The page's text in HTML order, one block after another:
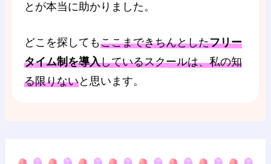
とが本当に助かりました。
どこを探してもここまできちんとしたフリー
タイム制を導入しているスクールは、私の知
る限りないと思います。